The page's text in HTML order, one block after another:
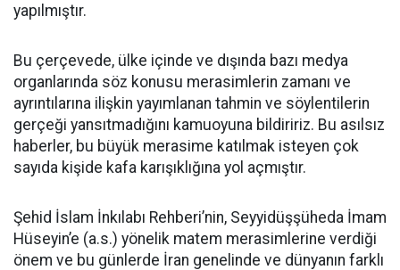
yapılmıştır.
Bu çerçevede, ülke içinde ve dışında bazı medya
organlarında söz konusu merasimlerin zamanı ve
ayrıntılarına ilişkin yayımlanan tahmin ve söylentilerin
gerçeği yansıtmadığını kamuoyuna bildiririz. Bu asılsız
haberler, bu büyük merasime katılmak isteyen çok
sayıda kişide kafa karışıklığına yol açmıştır.
Şehid İslam İnkılabı Rehberi’nin, Seyyidüşşüheda İmam
Hüseyin’e (a.s.) yönelik matem merasimlerine verdiği
önem ve bu günlerde İran genelinde ve dünyanın farklı